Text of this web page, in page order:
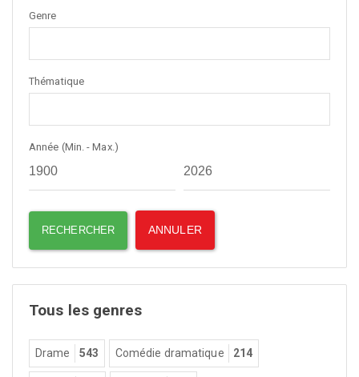
Genre
Thématique
Année (Min. - Max.)
Tous les genres
Drame 543 Comédie dramatique 214